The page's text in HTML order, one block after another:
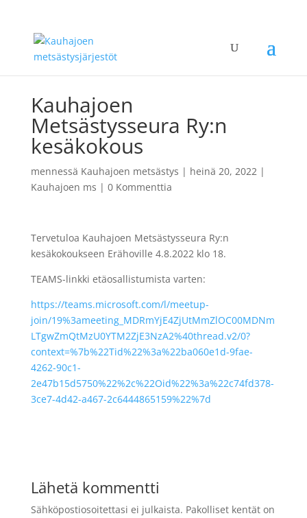
Kauhajoen
Metsästysseura Ry:n
kesäkokous
mennessä Kauhajoen metsästys | heinä 20, 2022|
Kauhajoen ms | 0 Kommenttia
Tervetuloa Kauhajoen Metsästysseura Ry:n
kesäkokoukseen Erähoville 4.8.2022 klo 18.
TEAMS-linkki etäosallistumista varten:
https://teams.microsoft.com/l/meetup-
join/19%3ameeting_MDRmYjE4ZjUtMmZlOC00MDNm
LTgwZmQtMzU0YTM2ZjE3NzA2%40thread.v2/0?
context=%7b%22Tid%22%3a%22ba060e1d-9fae-
4262-90c1-
2e47b15d5750%22%2c%22Oid%22%3a%22c74fd378-
3ce7-4d42-a467-2c6444865159%22%7d
Lähetä kommentti
Sähköpostiosoitettasi ei julkaista. Pakolliset kentät on